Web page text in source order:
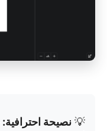
💡 نصيحة احترافية: